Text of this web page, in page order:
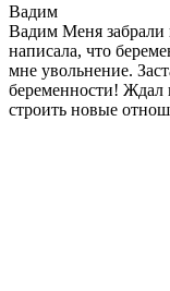
Вадим
Вадим Меня забрали
написала, что
мне увольнение.
беременности! Ждал
строить новые